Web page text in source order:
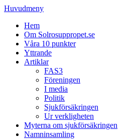
Huvudmeny
Hem
Om Solrosuppropet.se
Våra 10 punkter
Yttrande
Artiklar
FAS3
Föreningen
I media
Politik
Sjukförsäkringen
Ur verkligheten
Myterna om sjukförsäkringen
Namninsamling